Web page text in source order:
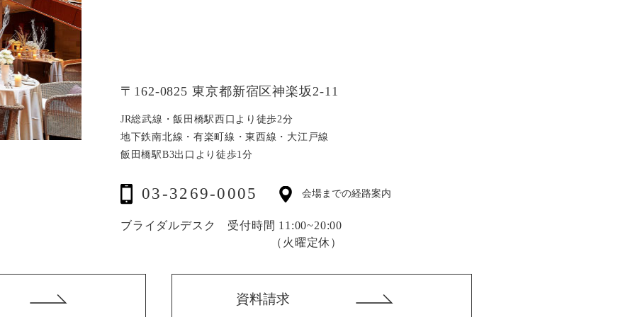
〒162-0825 東京都新宿区神楽坂2-11
JR総武線・飯田橋駅西口より徒歩2分
地下鉄南北線・有楽町線・東西線・大江戸線
飯田橋駅B3出口より徒歩1分
会場までの経路案内
03-3269-0005
ブライダルデスク 受付時間 11:00~20:00
（火曜定休）
資料請求